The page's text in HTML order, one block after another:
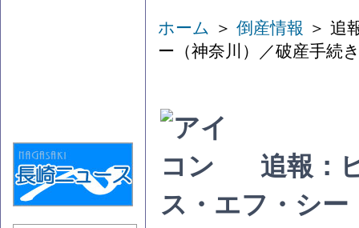
ホーム ＞ 倒産情報 ＞ 追
ー（神奈川）／破産手続
追報：
ス・エフ・シー